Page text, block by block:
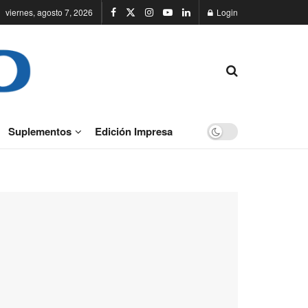
viernes, agosto 7, 2026 Login
Suplementos Edición Impresa